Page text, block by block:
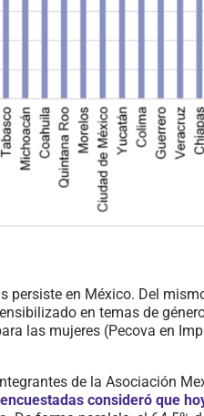
persiste en México. Del
en temas de
las mujeres (Pecova en
de la Asociación
consideró que